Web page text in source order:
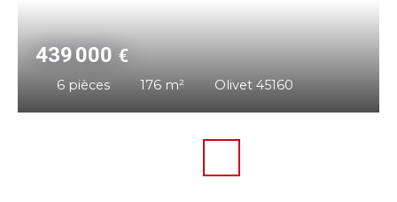
439 000€
6 pièces 176 m² Olivet 45160